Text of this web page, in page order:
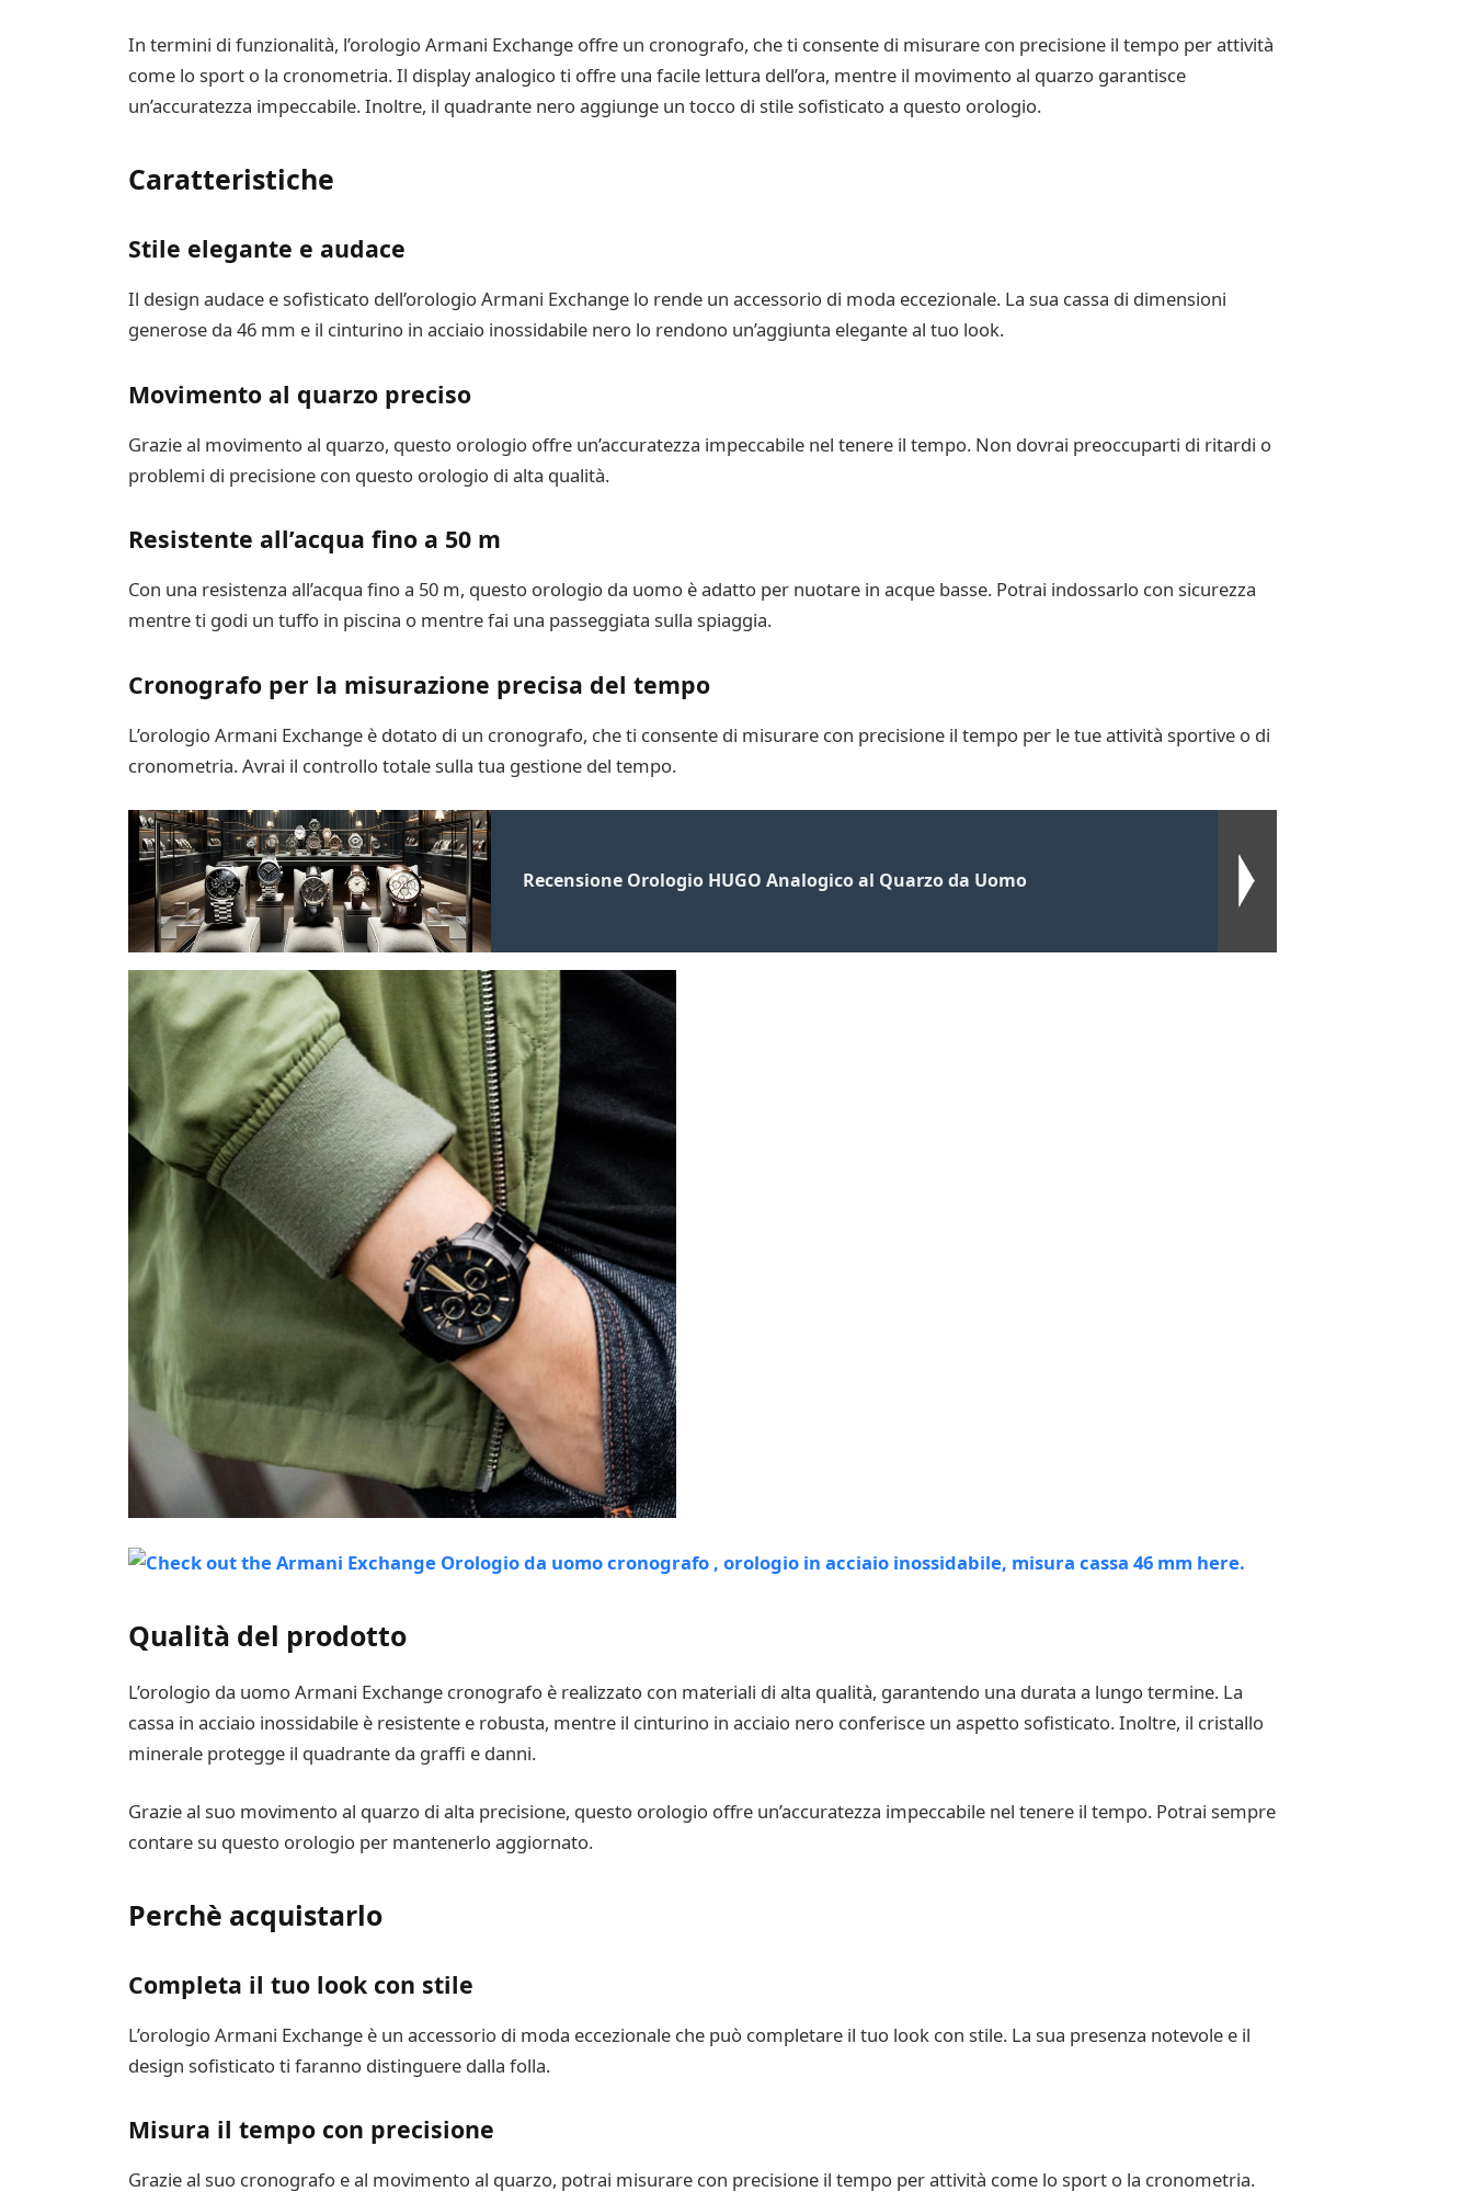
In termini di funzionalità, l’orologio Armani Exchange offre un cronografo, che ti consente di misurare con precisione il tempo per attività
come lo sport o la cronometria. Il display analogico ti offre una facile lettura dell’ora, mentre il movimento al quarzo garantisce
un’accuratezza impeccabile. Inoltre, il quadrante nero aggiunge un tocco di stile sofisticato a questo orologio.
Caratteristiche
Stile elegante e audace
Il design audace e sofisticato dell’orologio Armani Exchange lo rende un accessorio di moda eccezionale. La sua cassa di dimensioni
generose da 46 mm e il cinturino in acciaio inossidabile nero lo rendono un’aggiunta elegante al tuo look.
Movimento al quarzo preciso
Grazie al movimento al quarzo, questo orologio offre un’accuratezza impeccabile nel tenere il tempo. Non dovrai preoccuparti di ritardi o
problemi di precisione con questo orologio di alta qualità.
Resistente all’acqua fino a 50 m
Con una resistenza all’acqua fino a 50 m, questo orologio da uomo è adatto per nuotare in acque basse. Potrai indossarlo con sicurezza
mentre ti godi un tuffo in piscina o mentre fai una passeggiata sulla spiaggia.
Cronografo per la misurazione precisa del tempo
L’orologio Armani Exchange è dotato di un cronografo, che ti consente di misurare con precisione il tempo per le tue attività sportive o di
cronometria. Avrai il controllo totale sulla tua gestione del tempo.
Recensione Orologio HUGO Analogico al Quarzo da Uomo
Qualità del prodotto
L’orologio da uomo Armani Exchange cronografo è realizzato con materiali di alta qualità, garantendo una durata a lungo termine. La
cassa in acciaio inossidabile è resistente e robusta, mentre il cinturino in acciaio nero conferisce un aspetto sofisticato. Inoltre, il cristallo
minerale protegge il quadrante da graffi e danni.
Grazie al suo movimento al quarzo di alta precisione, questo orologio offre un’accuratezza impeccabile nel tenere il tempo. Potrai sempre
contare su questo orologio per mantenerlo aggiornato.
Perchè acquistarlo
Completa il tuo look con stile
L’orologio Armani Exchange è un accessorio di moda eccezionale che può completare il tuo look con stile. La sua presenza notevole e il
design sofisticato ti faranno distinguere dalla folla.
Misura il tempo con precisione
Grazie al suo cronografo e al movimento al quarzo, potrai misurare con precisione il tempo per attività come lo sport o la cronometria.